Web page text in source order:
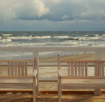
do
plażą i